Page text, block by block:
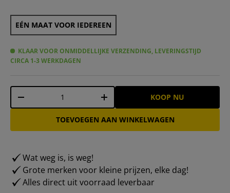
EÉN MAAT VOOR IEDEREEN
KLAAR VOOR ONMIDDELLIJKE VERZENDING, LEVERINGSTIJD
CIRCA 1-3 WERKDAGEN
Aantal
-
+ KOOP NU
TOEVOEGEN AAN WINKELWAGEN
Wat weg is, is weg!
Grote merken voor kleine prijzen, elke dag!
Alles direct uit voorraad leverbaar